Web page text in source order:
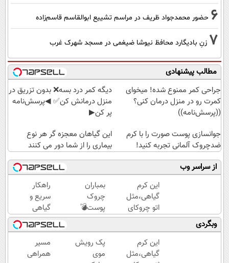
6 حضور محمدجواد ظریف در مراسم تشییع ابوالقاسم قاسم‌زاده
7 زنِ بادیگارد محافظ نیوشا ضیغمی در مسجد شهرک غرب
مطالب پیشنهادی
جراحی کمر ممنوع شده! میخوای
کمرت رو در منزل درمان کنی؟
((پرسش‌نامه))
دیگه کمر درد بسه❌ بدون تزریق در
منزل درمانش کن✅ ◀پرسش‌نامه
پر کن▶
جوانسازی پوست صورت را با کرم
ضدچروک آلمانی تجربه کنید!
این گیاهان معجزه گر هر نوع
بیماری را از شما دور می کنند
از سراسر وب
این کرم
گیاهی،مثل
اتو چروکای
پوستتوصاف
میکنه!50%تخفیف
بمباران
چروک
پوست💣
با
جوانساز
جلبک
(تخفیف
راهکار
سریع و
گیاهی
برای
جلوگیری
و درمان
پیری
وبگردی
این کرم
گیاهی،مثل
پک رویش
موی
مسیر
همراهی